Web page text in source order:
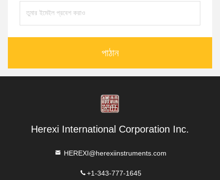
পাঠান
Herexi International Corporation Inc.
HEREXI@herexiinstruments.com
+1-343-777-1645